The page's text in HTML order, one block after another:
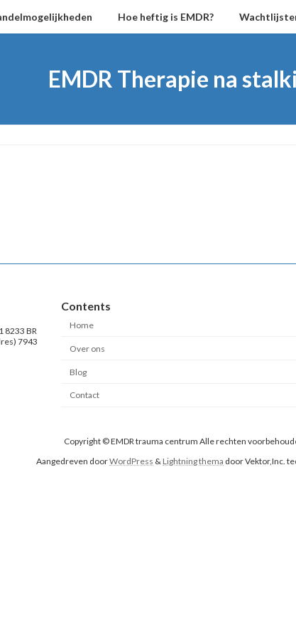
Hoe heftig is EMDR?
EMDR Therapie na
8233 BR
7943
Contents
Home
Over ons
Blog
Contact
Copyright © EMDR trauma centrum Alle rechten
Aangedreven doorWordPress & Lightning thema door Vektor,Inc.